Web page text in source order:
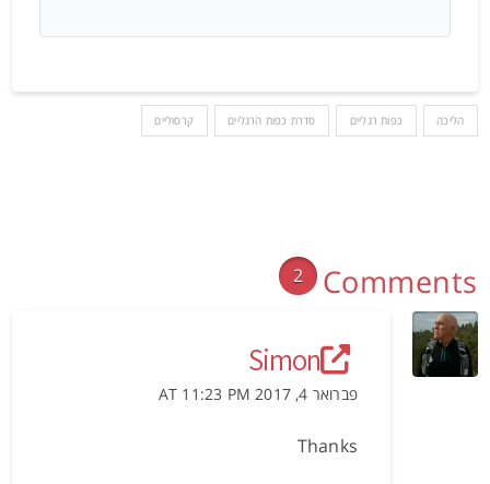
הליכה כפות רגליים סדרת כפות הרגליים קרסוליים
Comments
2
Simon
פברואר 4, 2017 AT 11:23 PM
Thanks